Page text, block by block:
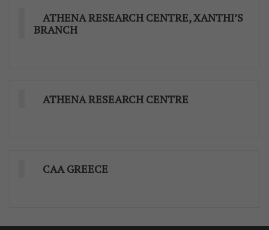
ATHENA RESEARCH CENTRE, XANTHI’S
BRANCH
ATHENA RESEARCH CENTRE
CAA GREECE